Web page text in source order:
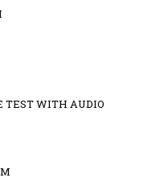
TEST WITH AUDIO